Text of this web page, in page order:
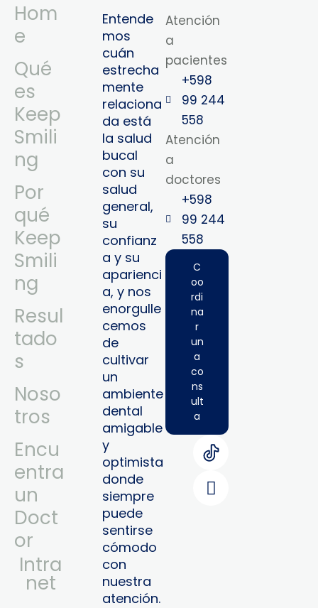
Hom
e
Qué
es
Keep
Smili
ng
Por
qué
Keep
Smili
ng
Resul
tado
s
Noso
tros
Encu
entra
un
Doct
or
Intra
Net
Entende
mos
cuán
estrecha
mente
relaciona
da está
la salud
bucal
con su
salud
general,
su
confianz
a y su
aparienci
a, y nos
enorgulle
cemos
de
cultivar
un
ambiente
dental
amigable
y
optimista
donde
siempre
puede
sentirse
cómodo
con
nuestra
atención.
Atención
a
pacientes
+598
99 244
558
Atención
a
doctores
+598
99 244
558‬‬
C
oo
rdi
na
r
un
a
co
ns
ult
a